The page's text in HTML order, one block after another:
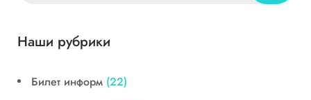
Наши рубрики
Билет информ (22)